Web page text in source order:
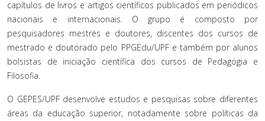
capítulos de livros e artigos científicos publicados em periódicos
nacionais e internacionais. O grupo é composto por
pesquisadores mestres e doutores, discentes dos cursos de
mestrado e doutorado pelo PPGEdu/UPF e também por alunos
bolsistas de iniciação científica dos cursos de Pedagogia e
Filosofia.
O GEPES/UPF desenvolve estudos e pesquisas sobre diferentes
áreas da educação superior, notadamente sobre políticas da